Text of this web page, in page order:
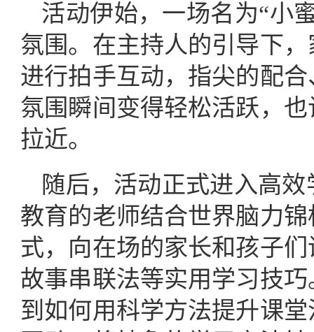
活动伊始，一场名为“小
氛围。在主持人的引导下
进行拍手互动，指尖的配
氛围瞬间变得轻松活跃，
拉近。
随后，活动正式进入高
教育的老师结合世界脑力
式，向在场的家长和孩子
故事串联法等实用学习技
到如何用科学方法提升课